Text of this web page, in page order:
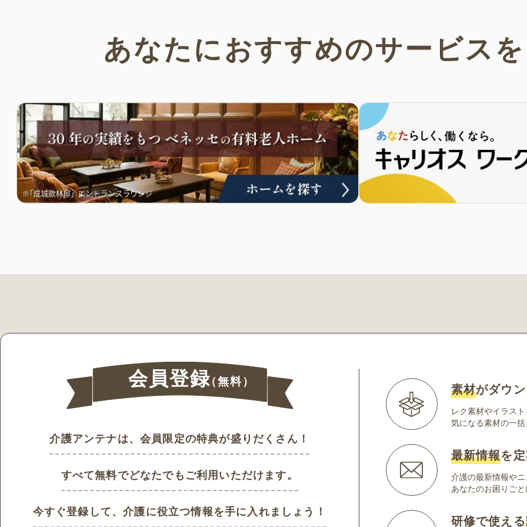
あなたにおすすめのサービス
会員登録（無料）
介護アンテナは、会員限定の特典が盛りだくさん！
すべて無料でどなたでもご利用いただけます。
今すぐ登録して、介護に役立つ情報を手に入れましょう！
素材がダウ
レク素材やイラス
気になる素材の一
最新情報を
介護の最新情報や
あなたのお困りご
研修で使える